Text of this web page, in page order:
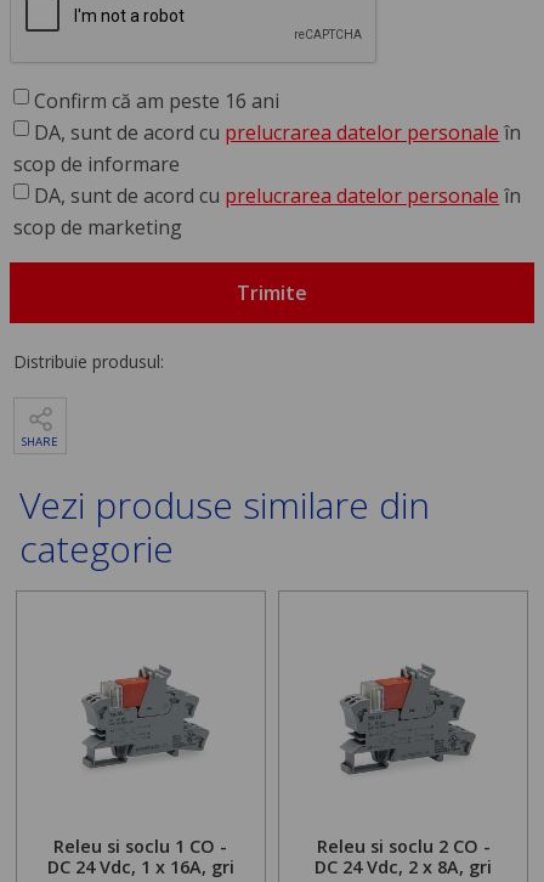
Confirm că am peste 16 ani
DA, sunt de acord cu prelucrarea datelor personale în
scop de informare
DA, sunt de acord cu prelucrarea datelor personale în
scop de marketing
Trimite
Distribuie produsul:
SHARE
Vezi produse similare din
categorie
Releu si soclu 1 CO -
DC 24 Vdc, 1 x 16A, gri
Releu si soclu 2 CO -
DC 24 Vdc, 2 x 8A, gri